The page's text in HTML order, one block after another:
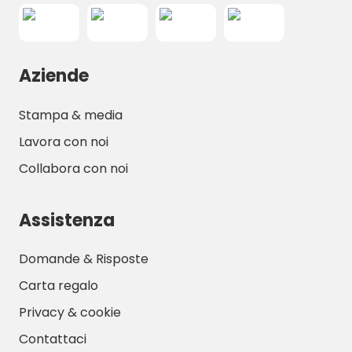
Aziende
Stampa & media
Lavora con noi
Collabora con noi
Assistenza
Domande & Risposte
Carta regalo
Privacy & cookie
Contattaci